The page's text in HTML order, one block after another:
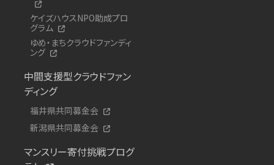
ケイズハウスNPO助成プロ
グラム
ゆめ・まちクラウドファンディ
ング
中間支援型クラウドファン
ディング
福井県共同募金会
新潟県共同募金会
マンスリー寄付挑戦プログ